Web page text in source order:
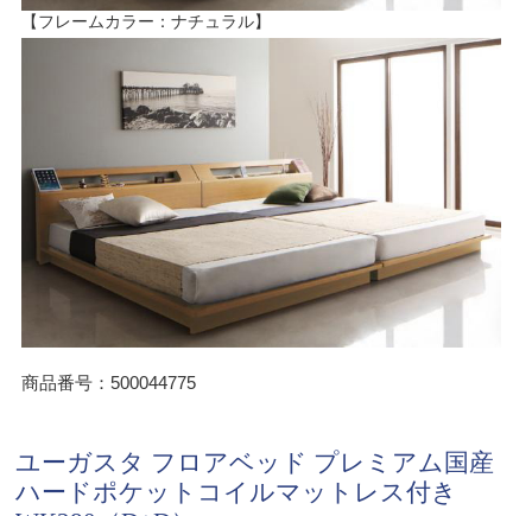
【フレームカラー：ナチュラル】
商品番号：500044775
ユーガスタ フロアベッド プレミアム国産
ハードポケットコイルマットレス付き